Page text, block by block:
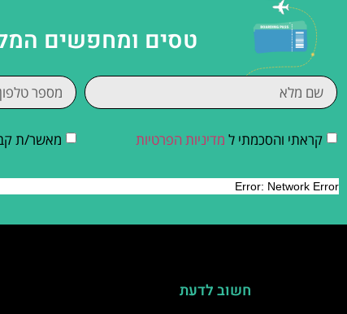
טסים ומחפשים
קראתי והסכמתי ל מדיניות הפרטיות מאשר/ת
חשוב לדעת